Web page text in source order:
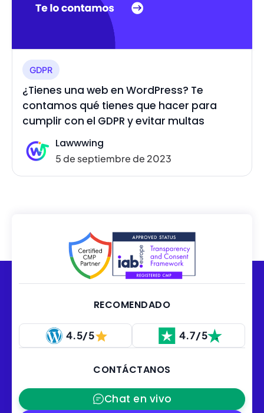
GDPR
¿Tienes una web en WordPress? Te
contamos qué tienes que hacer para
cumplir con el GDPR y evitar multas
Lawwwing
5 de septiembre de 2023
RECOMENDADO
4.5/5 4.7/5
CONTÁCTANOS
Chat en vivo